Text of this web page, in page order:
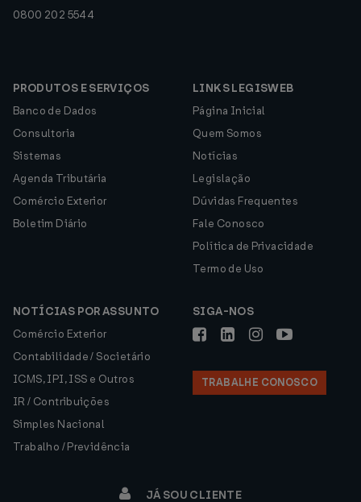
0800 202 5544
PRODUTOS E SERVIÇOS
Banco de Dados
Consultoria
Sistemas
Agenda Tributária
Comércio Exterior
Boletim Diário
LINKS LEGISWEB
Página Inicial
Quem Somos
Notícias
Legislação
Dúvidas Frequentes
Fale Conosco
Política de Privacidade
Termo de Uso
NOTÍCIAS POR ASSUNTO
Comércio Exterior
Contabilidade / Societário
ICMS, IPI, ISS e Outros
IR / Contribuições
Simples Nacional
Trabalho / Previdência
SIGA-NOS
TRABALHE CONOSCO
JÁ SOU CLIENTE